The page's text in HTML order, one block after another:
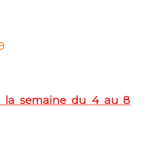
semaine du 4 au 8